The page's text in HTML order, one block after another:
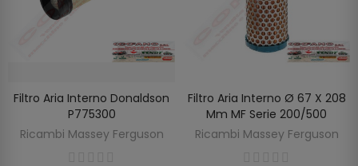
AGGIUNGI AL CARRELLO
Filtro Aria Interno Donaldson
P775300
Ricambi Massey Ferguson
SCOPRIRE
Filtro Aria Interno Ø 67 X 208
Mm MF Serie 200/500
Ricambi Massey Ferguson